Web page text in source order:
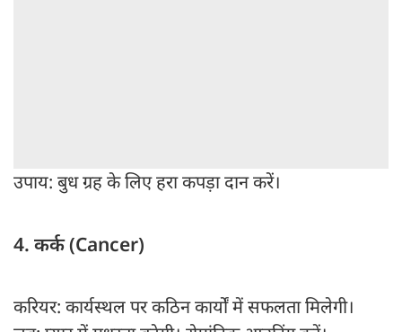
उपाय: बुध ग्रह के लिए हरा कपड़ा दान करें।
4. कर्क (Cancer)
करियर: कार्यस्थल पर कठिन कार्यों में सफलता मिलेगी।